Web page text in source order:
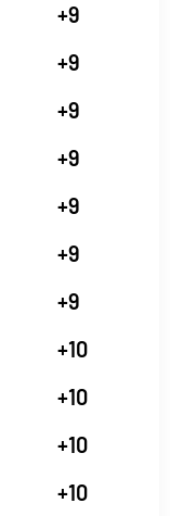
+9
+9
+9
+9
+9
+9
+9
+10
+10
+10
+10